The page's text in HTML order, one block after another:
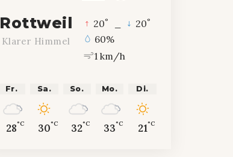
Rottweil
Klarer Himmel
20° 20°
60%
1 km/h
Fr.
28°C
Sa.
30°C
So.
32°C
Mo.
33°C
Di.
21°C